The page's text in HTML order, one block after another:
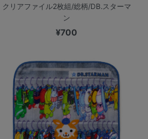
クリアファイル2枚組/総柄/DB.スターマ
ン
¥700